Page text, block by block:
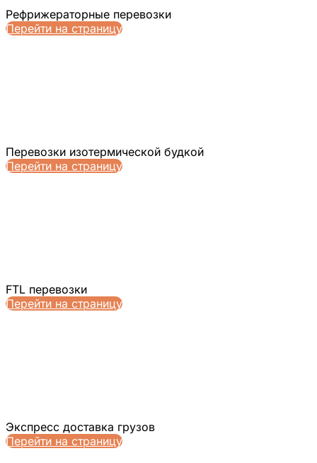
Рефрижераторные перевозки
Перейти на страницу
Перевозки изотермической будкой
Перейти на страницу
FTL перевозки
Перейти на страницу
Экспресс доставка грузов
Перейти на страницу